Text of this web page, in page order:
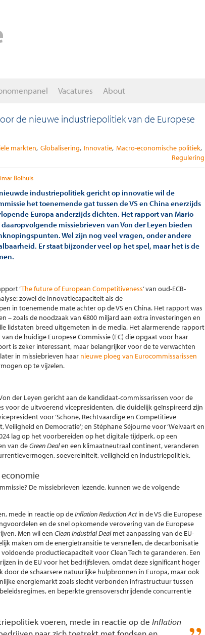
Vacatures About
de nieuwe industriepolitiek van de Europese
markten Globalisering Innovatie Macro-economische politiek
Regulering
Bolhuis
industriepolitiek gericht op innovatie wil de
het toenemende gat tussen de VS en China enerzijds
Europa anderzijds dichten. Het rapport van Mario
missiebrieven van Von der Leyen bieden
Wel zijn nog veel vragen, onder andere
Er staat bijzonder veel op het spel, maar het is de
‘The future of European Competitiveness’ van oud-ECB-
zowel de innovatiecapaciteit als de
in toenemende mate achter op de VS en China. Het rapport was
– zoals de noodzaak van €800 miljard aan extra investeringen en
lidstaten breed uitgemeten in de media. Het alarmerende rapport
de huidige Europese Commissie (EC) die opgaat voor haar
is zeker interessant, maar belangrijker voor de te verwachten
in missiebrieven haar nieuwe ploeg van Eurocommissarissen
op te vijzelen.
der Leyen gericht aan de kandidaat-commissarissen voor de
voor de uitvoerend vicepresidenten, die duidelijk geïnspireerd zijn
voor ‘Schone, Rechtvaardige en Competitieve
Veiligheid en Democratie’; en Stéphane Séjourne voor ‘Welvaart en
lag op het voorbereiden op het digitale tijdperk, op een
van deGreen Dealen een klimaatneutraal continent, veranderen
soevereiniteit, veiligheid en industriepolitiek.
De missiebrieven lezende, kunnen we de volgende
mede in reactie op deInflation Reduction Actin de VS die Europese
en de snel opkomende verovering van de Europese
Men wil een Clean Industrial Dealmet aanpassing van de EU-
maken om de energietransitie te versnellen, de decarbonisatie
productiecapaciteit voor Clean Tech te garanderen. Een
in de EU voor het bedrijfsleven, omdat deze significant hoger
door de schaarsere natuurlijke hulpbronnen in Europa, maar ook
energiemarkt zoals slecht verbonden infrastructuur tussen
en beperkte grensoverschrijdende concurrentie
voeren, mede in reactie op de Inflation